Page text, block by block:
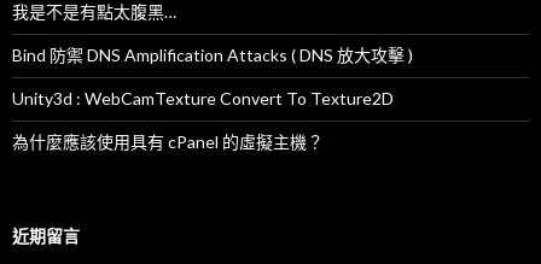
我是不是有點太腹黑…
Bind 防禦 DNS Amplification Attacks ( DNS 放大攻擊 )
Unity3d : WebCamTexture Convert To Texture2D
為什麼應該使用具有 cPanel 的虛擬主機？
近期留言